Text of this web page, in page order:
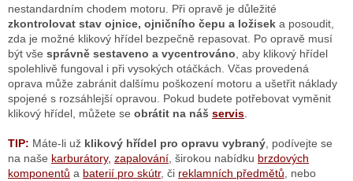
r
v
k
y
v
ý
p
i
u
nestandardním chodem motoru. Při opravě je důležité
zkontrolovat stav ojnice, ojničního čepu a ložisek a posoudit,
zda je možné klikový hřídel bezpečně repasovat. Po opravě musí
být vše správně sestaveno a vycentrováno , aby klikový hřídel
spolehlivě fungoval i při vysokých otáčkách. Včas provedená
oprava může zabránit dalšímu poškození motoru a ušetřit náklady
spojené s rozsáhlejší opravou. Pokud budete potřebovat vyměnit
klikový hřídel, můžete se obrátit na náš servis
TIP: Máte-li už klikový hřídel pro opravu vybraný , podívejte se
na naše karburátory, zapalování , širokou nabídku brzdových
komponentů a baterií pro skútr, či reklamních předmětů , nebo